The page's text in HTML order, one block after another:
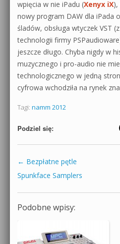
wpięcia w nie iPadu (Xenyx iX),
nowy program DAW dla iPada
śladów, obsługa wtyczek VST
technologii firmy
jeszcze długo. Chyba nigdy w
muzycznego i pro-audio nie
technologicznego w jedną
cyfrowa wchodziła na rynek
Tagi: namm 2012
Podziel się:
Zobacz wpisy
← Bezpłatne pętle
Spunkface Samplers
Podobne wpisy: